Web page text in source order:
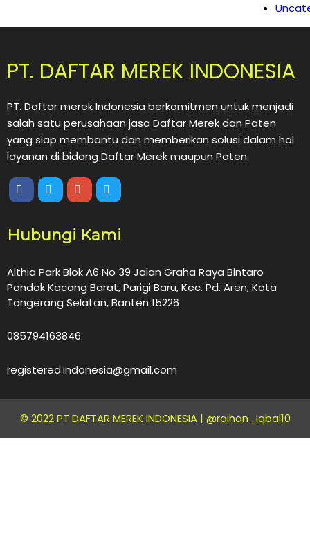
PT. DAFTAR MEREK INDONESIA
PT. Daftar merek Indonesia berkomitmen untuk menjadi
salah satu perusahaan jasa Daftar Merek dan Paten
yang siap membantu dan memberikan solusi dalam hal
layanan di bidang Daftar Merek maupun Paten.
Hubungi Kami
Althia Park Blok A6 No 39 Jalan Graha Raya Bintaro
Pondok Kacang Barat, Parigi Baru, Kec. Pd. Aren, Kota
Tangerang Selatan, Banten 15226
085794163846
registered.indonesia@gmail.com
© 2022 PT DAFTAR MEREK INDONESIA | @raihan_iqbal10